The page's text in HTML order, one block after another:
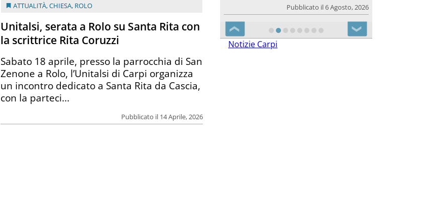
ATTUALITÀ,CHIESA, ROLO
Unitalsi, serata a Rolo su Santa Rita con
la scrittrice Rita Coruzzi
Pubblicato il 14 Aprile, 2026
Sabato 18 aprile, presso la parrocchia di San
Zenone a Rolo, l’Unitalsi di Carpi organizza
un incontro dedicato a Santa Rita da Cascia,
con la parteci...
Pubblicato il 6 Agosto, 2026
❮ ❯
Notizie Carpi